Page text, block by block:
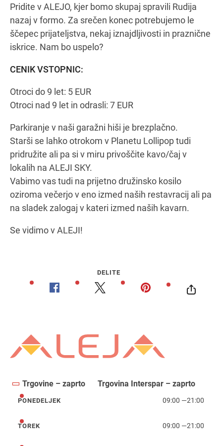
Pridite v ALEJO, kjer bomo skupaj spravili Rudija
nazaj v formo. Za srečen konec potrebujemo le
ščepec prijateljstva, nekaj iznajdljivosti in praznične
iskrice. Nam bo uspelo?
CENIK VSTOPNIC:
Otroci do 9 let: 5 EUR
Otroci nad 9 let in odrasli: 7 EUR
Parkiranje v naši garažni hiši je brezplačno.
Starši se lahko otrokom v Planetu Lollipop tudi
pridružite ali pa si v miru privoščite kavo/čaj v
lokalih na ALEJI SKY.
Vabimo vas tudi na prijetno družinsko kosilo
oziroma večerjo v eno izmed naših restavracij ali pa
na sladek zalogaj v kateri izmed naših kavarn.
Se vidimo v ALEJI!
DELITE
Trgovine – zaprto Trgovina Interspar – zaprto
ponedeljek
PONEDELJEK 09:00 —21:00
torek
TOREK 09:00 —21:00